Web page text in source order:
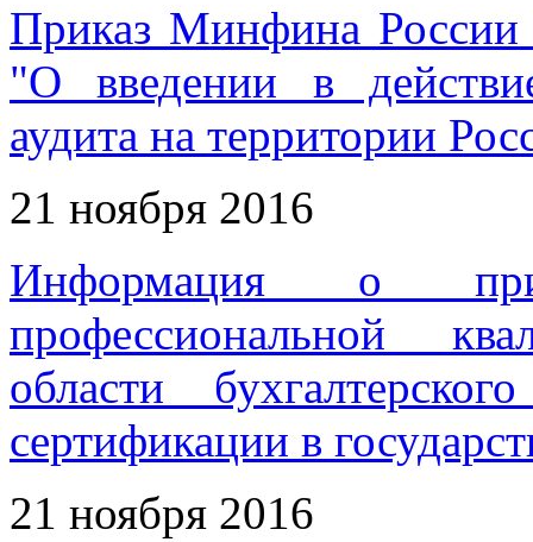
Приказ Минфина
"О введении в
аудита на территории
21 ноября 2016
Информация о
профессиональной
области
сертификации в
21 ноября 2016